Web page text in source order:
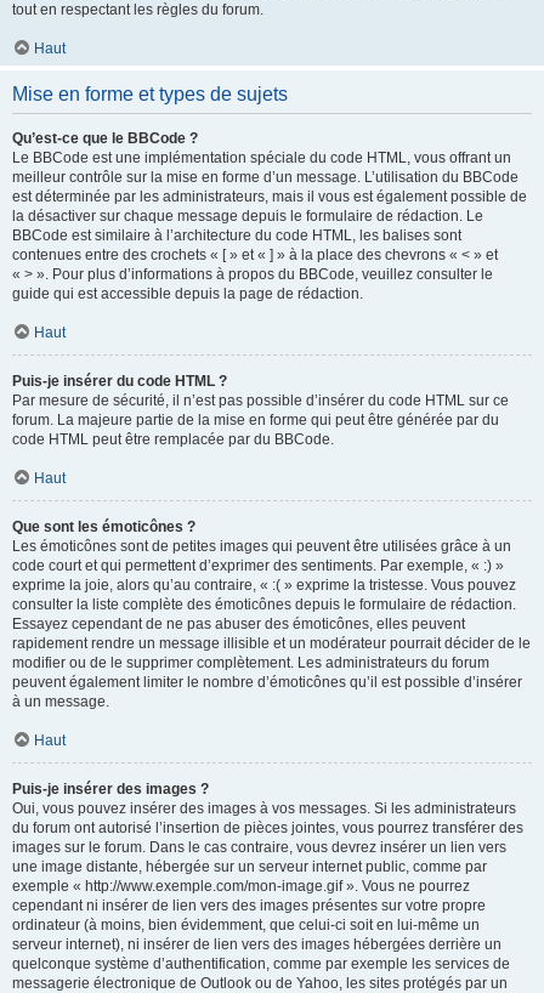
tout en respectant les règles du forum.
Haut
Mise en forme et types de sujets
Qu’est-ce que le BBCode ?
Le BBCode est une implémentation spéciale du code HTML, vous offrant un
meilleur contrôle sur la mise en forme d’un message. L’utilisation du BBCode
est déterminée par les administrateurs, mais il vous est également possible de
la désactiver sur chaque message depuis le formulaire de rédaction. Le
BBCode est similaire à l’architecture du code HTML, les balises sont
contenues entre des crochets « [ » et « ] » à la place des chevrons « < » et
« > ». Pour plus d’informations à propos du BBCode, veuillez consulter le
guide qui est accessible depuis la page de rédaction.
Haut
Puis-je insérer du code HTML ?
Par mesure de sécurité, il n’est pas possible d’insérer du code HTML sur ce
forum. La majeure partie de la mise en forme qui peut être générée par du
code HTML peut être remplacée par du BBCode.
Haut
Que sont les émoticônes ?
Les émoticônes sont de petites images qui peuvent être utilisées grâce à un
code court et qui permettent d’exprimer des sentiments. Par exemple, « :) »
exprime la joie, alors qu’au contraire, « :( » exprime la tristesse. Vous pouvez
consulter la liste complète des émoticônes depuis le formulaire de rédaction.
Essayez cependant de ne pas abuser des émoticônes, elles peuvent
rapidement rendre un message illisible et un modérateur pourrait décider de le
modifier ou de le supprimer complètement. Les administrateurs du forum
peuvent également limiter le nombre d’émoticônes qu’il est possible d’insérer
à un message.
Haut
Puis-je insérer des images ?
Oui, vous pouvez insérer des images à vos messages. Si les administrateurs
du forum ont autorisé l’insertion de pièces jointes, vous pourrez transférer des
images sur le forum. Dans le cas contraire, vous devrez insérer un lien vers
une image distante, hébergée sur un serveur internet public, comme par
exemple « http://www.exemple.com/mon-image.gif ». Vous ne pourrez
cependant ni insérer de lien vers des images présentes sur votre propre
ordinateur (à moins, bien évidemment, que celui-ci soit en lui-même un
serveur internet), ni insérer de lien vers des images hébergées derrière un
quelconque système d’authentification, comme par exemple les services de
messagerie électronique de Outlook ou de Yahoo, les sites protégés par un